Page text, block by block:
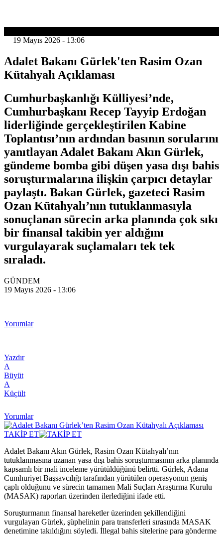
19 Mayıs 2026 - 13:06
Adalet Bakanı Gürlek'ten Rasim Ozan
Kütahyalı Açıklaması
Cumhurbaşkanlığı Külliyesi’nde,
Cumhurbaşkanı Recep Tayyip Erdoğan
liderliğinde gerçekleştirilen Kabine
Toplantısı’nın ardından basının sorularını
yanıtlayan Adalet Bakanı Akın Gürlek,
gündeme bomba gibi düşen yasa dışı bahis
soruşturmalarına ilişkin çarpıcı detaylar
paylaştı. Bakan Gürlek, gazeteci Rasim
Ozan Kütahyalı’nın tutuklanmasıyla
sonuçlanan sürecin arka planında çok sıkı
bir finansal takibin yer aldığını
vurgulayarak suçlamaları tek tek
sıraladı.
GÜNDEM
19 Mayıs 2026 - 13:06
Yorumlar
Yazdır
A
Büyüt
A
Küçült
Yorumlar
TAKİP ET
Adalet Bakanı Akın Gürlek, Rasim Ozan Kütahyalı’nın
tutuklanmasına uzanan yasa dışı bahis soruşturmasının arka planında
kapsamlı bir mali inceleme yürütüldüğünü belirtti. Gürlek, Adana
Cumhuriyet Başsavcılığı tarafından yürütülen operasyonun geniş
çaplı olduğunu ve sürecin tamamen Mali Suçları Araştırma Kurulu
(MASAK) raporları üzerinden ilerlediğini ifade etti.
Soruşturmanın finansal hareketler üzerinden şekillendiğini
vurgulayan Gürlek, şüphelinin para transferleri sırasında MASAK
denetimine takıldığını söyledi. İllegal bahis sitelerine para gönderme